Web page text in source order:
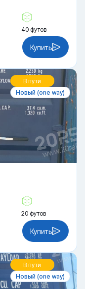
40 футов
Купить
В пути
Новый (one way)
20 футов
Купить
В пути
Новый (one way)